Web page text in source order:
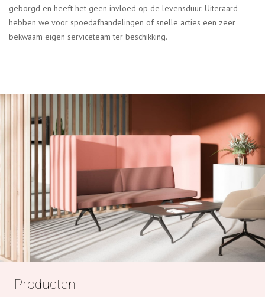
geborgd en heeft het geen invloed op de levensduur. Uiteraard
hebben we voor spoedafhandelingen of snelle acties een zeer
bekwaam eigen serviceteam ter beschikking.
Producten